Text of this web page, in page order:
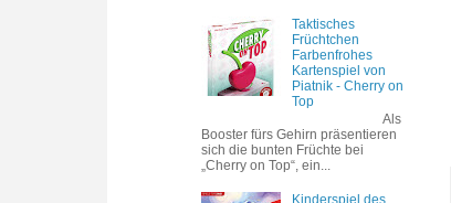
Taktisches
Früchtchen
Farbenfrohes
Kartenspiel von
Piatnik - Cherry on
Top
Als
Booster fürs Gehirn präsentieren
sich die bunten Früchte bei
„Cherry on Top“, ein...
Kinderspiel des